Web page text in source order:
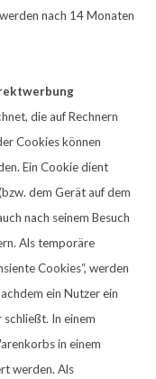
nach 14 Monaten
die auf Rechnern
Cookies können
Ein Cookie dient
dem Gerät auf dem
nach seinem Besuch
Als temporäre
Cookies“, werden
ein Nutzer ein
In einem
in einem
werden. Als